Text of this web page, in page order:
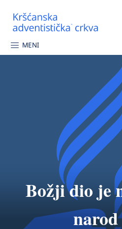
MENI
Božji dio je
narod